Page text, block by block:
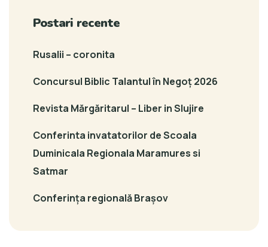
Postari recente
Rusalii – coronita
Concursul Biblic Talantul în Negoț 2026
Revista Mărgăritarul – Liber in Slujire
Conferinta invatatorilor de Scoala
Duminicala Regionala Maramures si
Satmar
Conferința regională Brașov